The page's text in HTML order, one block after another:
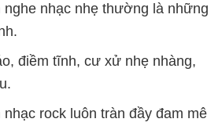
nhạc nhẹ thường là những
điềm tĩnh, cư xử nhẹ nhàng,
rock luôn tràn đầy đam mê